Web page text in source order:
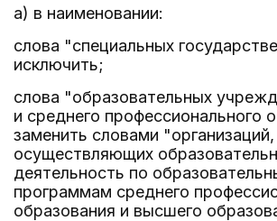
а) в наименовании:
слова "специальных
исключить;
слова "образовательных
и среднего профессионального
заменить словами "организаций,
осуществляющих
деятельность по
программам среднего
образования и высшего